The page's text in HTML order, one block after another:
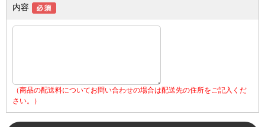
内容
（商品の配送料についてお問い合わせの場合は配送先の住所をご記入くだ
さい。）